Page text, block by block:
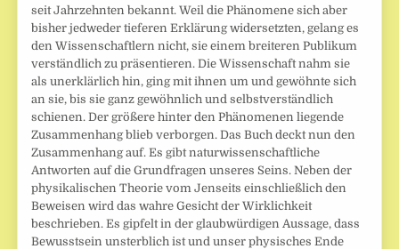
seit Jahrzehnten bekannt. Weil die Phänomene sich aber
bisher jedweder tieferen Erklärung widersetzten, gelang es
den Wissenschaftlern nicht, sie einem breiteren Publikum
verständlich zu präsentieren. Die Wissenschaft nahm sie
als unerklärlich hin, ging mit ihnen um und gewöhnte sich
an sie, bis sie ganz gewöhnlich und selbstverständlich
schienen. Der größere hinter den Phänomenen liegende
Zusammenhang blieb verborgen. Das Buch deckt nun den
Zusammenhang auf. Es gibt naturwissenschaftliche
Antworten auf die Grundfragen unseres Seins. Neben der
physikalischen Theorie vom Jenseits einschließlich den
Beweisen wird das wahre Gesicht der Wirklichkeit
beschrieben. Es gipfelt in der glaubwürdigen Aussage, dass
Bewusstsein unsterblich ist und unser physisches Ende